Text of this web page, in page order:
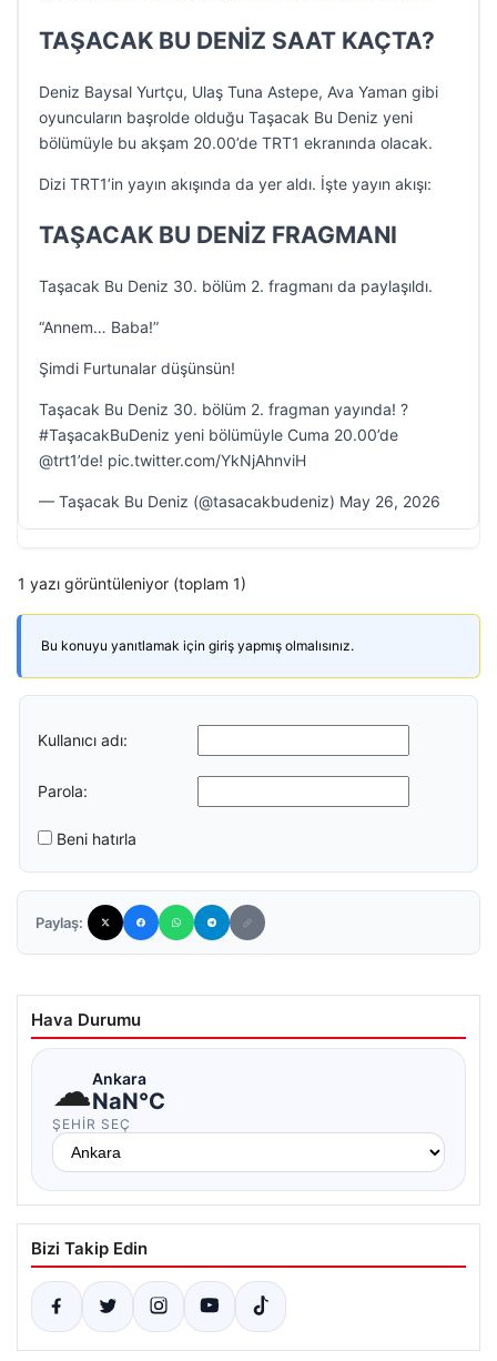
TAŞACAK BU DENİZ SAAT KAÇTA?
Deniz Baysal Yurtçu, Ulaş Tuna Astepe, Ava Yaman gibi
oyuncuların başrolde olduğu Taşacak Bu Deniz yeni
bölümüyle bu akşam 20.00’de TRT1 ekranında olacak.
Dizi TRT1’in yayın akışında da yer aldı. İşte yayın akışı:
TAŞACAK BU DENİZ FRAGMANI
Taşacak Bu Deniz 30. bölüm 2. fragmanı da paylaşıldı.
“Annem… Baba!”
Şimdi Furtunalar düşünsün!
Taşacak Bu Deniz 30. bölüm 2. fragman yayında! ?
#TaşacakBuDeniz yeni bölümüyle Cuma 20.00’de
@trt1’de! pic.twitter.com/YkNjAhnviH
— Taşacak Bu Deniz (@tasacakbudeniz) May 26, 2026
1 yazı görüntüleniyor (toplam 1)
Bu konuyu yanıtlamak için giriş yapmış olmalısınız.
Kullanıcı adı:
Parola:
Beni hatırla
Paylaş:
Hava Durumu
☁Ankara
NaN°C
ŞEHIR SEÇ
Bizi Takip Edin